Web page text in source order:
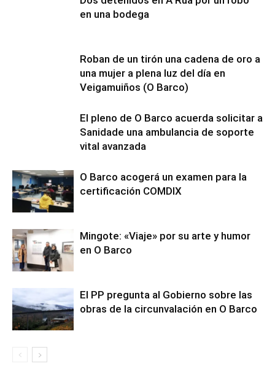
en una bodega
Roban de un tirón una cadena de oro a
una mujer a plena luz del día en
Veigamuiños (O Barco)
El pleno de O Barco acuerda solicitar a
Sanidade una ambulancia de soporte
vital avanzada
O Barco acogerá un examen para la
certificación COMDIX
Mingote: «Viaje» por su arte y humor
en O Barco
El PP pregunta al Gobierno sobre las
obras de la circunvalación en O Barco